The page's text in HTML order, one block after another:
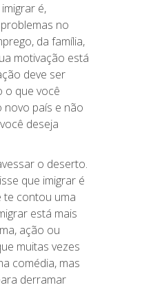
é,
no
da família,
motivação está
deve ser
o que você
novo país e não
deseja
o deserto.
que imigrar é
te contou uma
está mais
ação ou
muitas vezes
comédia, mas
derramar